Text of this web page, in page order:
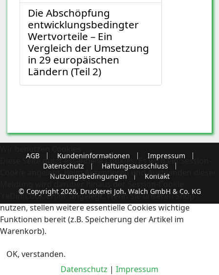
Die Abschöpfung
entwicklungsbedingter
Wertvorteile – Ein
Vergleich der Umsetzung
in 29 europäischen
Ländern (Teil 2)
AGB Kundeninformationen
Impressum
Datenschutz
Haftungsausschluss
Nutzungsbedingungen
Kontakt
© Copyright 2026, Druckerei Joh. Walch GmbH & Co. KG
Diese Seite nutzt essentielle Cookies. Es wird ein Session-
Cookie angelegt. Beim Akzeptieren und Ausblenden dieser
Meldung wird darüber hinaus der Session-Cookie
'reDimCookieHint' angelegt. Wenn Sie unseren Shop
nutzen, stellen weitere essentielle Cookies wichtige
Funktionen bereit (z.B. Speicherung der Artikel im
Warenkorb).
OK, verstanden.
Datenschutz | Impressum